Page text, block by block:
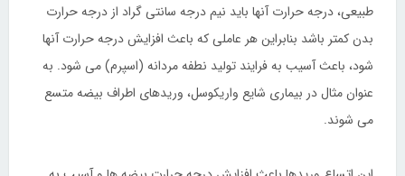
طبیعی، درجه حرارت آنها باید نیم درجه سانتی گراد از درجه حرارت
بدن کمتر باشد بنابراین هر عاملی که باعث افزایش درجه حرارت آنها
شود، باعث آسیب به فرایند تولید نطفه مردانه (اسپرم) می شود. به
عنوان مثال در بیماری شایع واریکوسل، وریدهای اطراف بیضه متسع
می شوند.